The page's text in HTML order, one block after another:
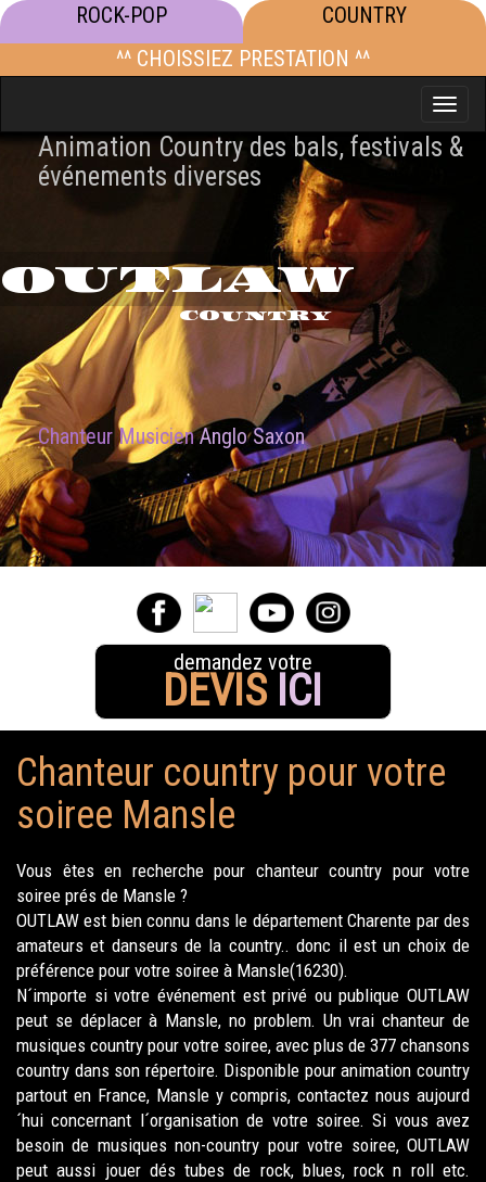
ROCK-POP
COUNTRY
^^ CHOISSIEZ PRESTATION ^^
Toggle
Animation Country des bals, festivals &
événements diverses
OUTLAW
COUNTRY
Chanteur MusicienAnglo Saxon
demandez votre
DEVIS ICI
Chanteur country pour votre
soiree Mansle
Vous êtes en recherche pour chanteur country pour votre
soiree prés de Mansle ?
OUTLAW est bien connu dans le département Charente par des
amateurs et danseurs de la country.. donc il est un choix de
préférence pour votre soiree à Mansle(16230).
N´importe si votre événement est privé ou publique OUTLAW
peut se déplacer à Mansle, no problem. Un vrai chanteur de
musiques country pour votre soiree, avec plus de 377 chansons
country dans son répertoire. Disponible pour animation country
partout en France, Mansle y compris, contactez nous aujourd
´hui concernant l´organisation de votre soiree. Si vous avez
besoin de musiques non-country pour votre soiree, OUTLAW
peut aussi jouer dés tubes de rock, blues, rock n roll etc.